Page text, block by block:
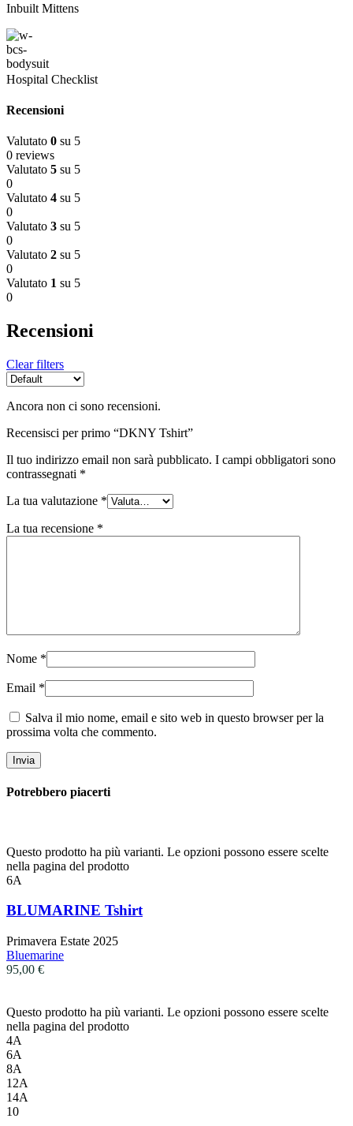
Inbuilt Mittens
Hospital Checklist
Recensioni
Valutato 0 su 5
0 reviews
Valutato 5 su 5
0
Valutato 4 su 5
0
Valutato 3 su 5
0
Valutato 2 su 5
0
Valutato 1 su 5
0
Recensioni
Clear filters
Ancora non ci sono recensioni.
Recensisci per primo “DKNY Tshirt”
Il tuo indirizzo email non sarà pubblicato. I campi obbligatori sono
contrassegnati *
La tua valutazione *
La tua recensione *
Nome *
Email *
Salva il mio nome, email e sito web in questo browser per la
prossima volta che commento.
Potrebbero piacerti
Questo prodotto ha più varianti. Le opzioni possono essere scelte
nella pagina del prodotto
6A
BLUMARINE Tshirt
Primavera Estate 2025
Bluemarine
95,00 €
Questo prodotto ha più varianti. Le opzioni possono essere scelte
nella pagina del prodotto
4A
6A
8A
12A
14A
10